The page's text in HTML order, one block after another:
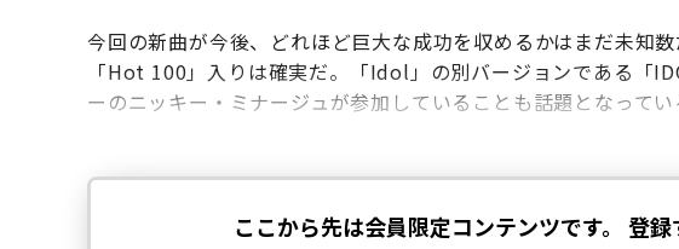
今回の新曲が今後、どれほど巨大な成功を収めるかはまだ未知
「Hot 100」入りは確実だ。「Idol」の別バージョンである「
ーのニッキー・ミナージュが参加していることも話題となってい